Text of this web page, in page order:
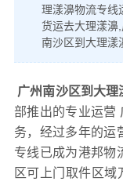
理漾濞物流专线
货运去大理漾濞
南沙区到大理漾
广州南沙区到大理
部推出的专业运营
务，经过多年的运
专线已成为港邦物
区可上门取件区域